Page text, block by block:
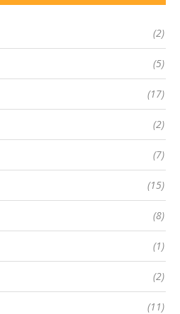
(2)
(5)
(17)
(2)
(7)
(15)
(8)
(1)
(2)
(11)